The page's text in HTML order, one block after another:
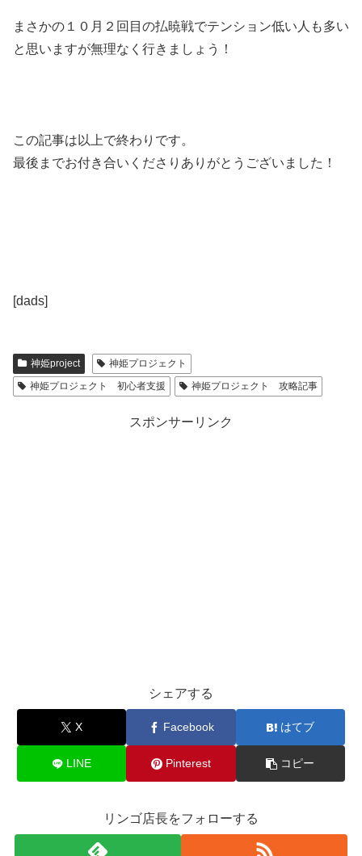
まさかの１０月２回目の払暁戦でテンション低い人も多い
と思いますが無理なく行きましょう！
この記事は以上で終わりです。
最後までお付き合いくださりありがとうございました！
[dads]
神姫project
神姫プロジェクト
神姫プロジェクト 初心者支援
神姫プロジェクト 攻略記事
スポンサーリンク
シェアする
X Facebook はてブ
LINE Pinterest コピー
リンゴ店長をフォローする